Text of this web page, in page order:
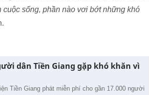
sống, phần nào vơi bớt những khó
dân Tiền Giang gặp khó khăn vì
Tiền Giang phát miễn phí cho gần 17.000 người